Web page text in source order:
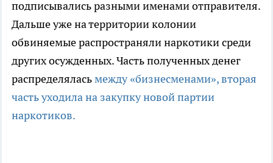
подписывались разными именами отправителя.
Дальше уже на территории колонии
обвиняемые распространяли наркотики среди
других осужденных. Часть полученных денег
распределяласьмежду «бизнесменами», вторая
часть уходила на закупку новой партии
наркотиков.